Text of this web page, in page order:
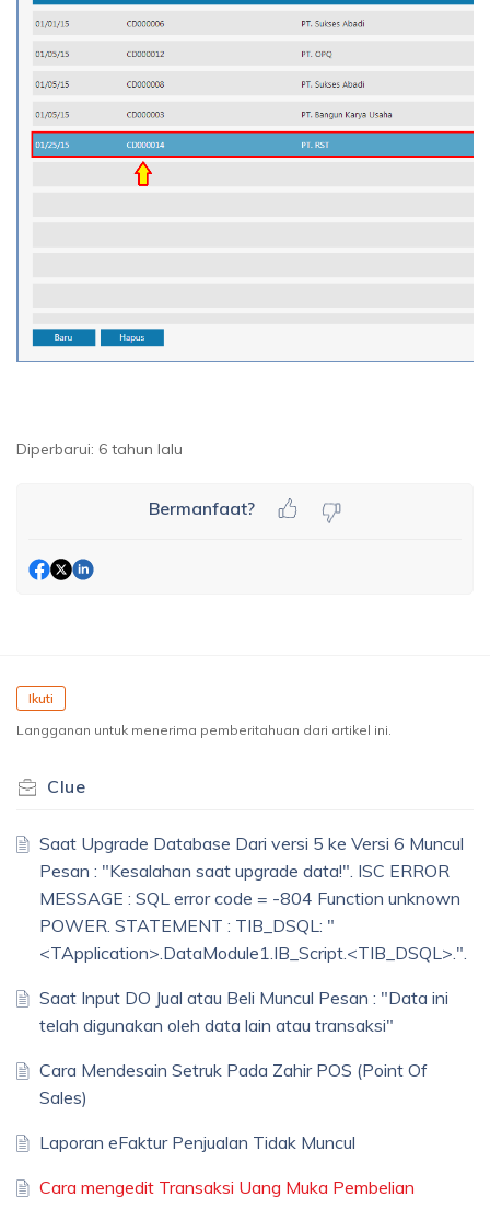
Diperbarui: 6 tahun lalu
Bermanfaat?
Ikuti
Langganan untuk menerima pemberitahuan dari artikel ini.
Clue
Saat Upgrade Database Dari versi 5 ke Versi 6 Muncul
Pesan : "Kesalahan saat upgrade data!". ISC ERROR
MESSAGE : SQL error code = -804 Function unknown
POWER. STATEMENT : TIB_DSQL: "
<TApplication>.DataModule1.IB_Script.<TIB_DSQL>.".
Saat Input DO Jual atau Beli Muncul Pesan : "Data ini
telah digunakan oleh data lain atau transaksi"
Cara Mendesain Setruk Pada Zahir POS (Point Of
Sales)
Laporan eFaktur Penjualan Tidak Muncul
Cara mengedit Transaksi Uang Muka Pembelian